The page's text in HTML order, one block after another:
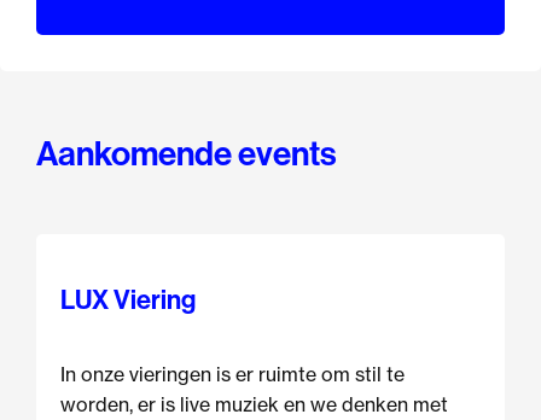
Aankomende events
LUX Viering
In onze vieringen is er ruimte om stil te
worden, er is live muziek en we denken met